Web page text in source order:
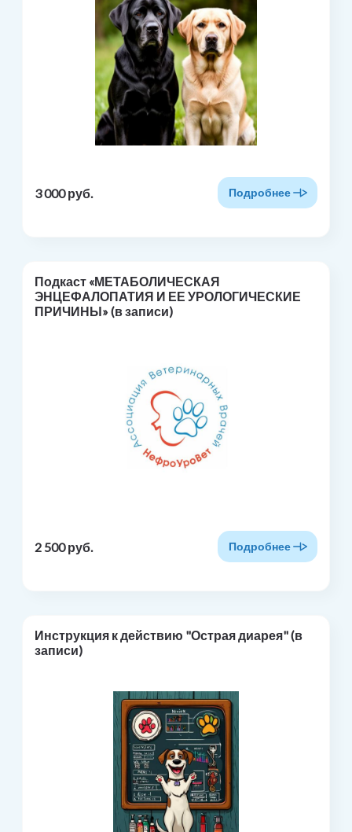
3 000 руб. Подробнее
Подкаст «МЕТАБОЛИЧЕСКАЯ
ЭНЦЕФАЛОПАТИЯ И ЕЕ УРОЛОГИЧЕСКИЕ
ПРИЧИНЫ» (в записи)
2 500 руб. Подробнее
Инструкция к действию "Острая диарея" (в
записи)